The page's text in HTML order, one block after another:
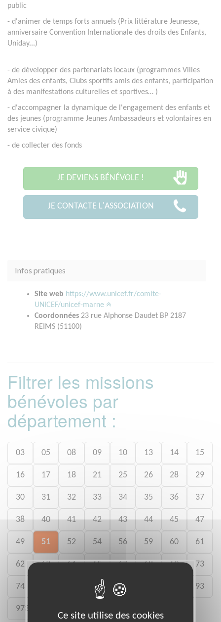
public
- d'animer de temps forts annuels (Prix littérature Jeunesse,
anniversaire Convention Internationale des droits des Enfants,
Uniday...)
- de développer des partenariats locaux (programmes Villes
Amies des enfants, Clubs sportifs amis des enfants, participation
à des manifestations culturelles et sportives… )
- d'accompagner la dynamique de l'engagement des enfants et
des jeunes (programme Jeunes Ambassadeurs et volontaires en
service civique)
- de collecter des fonds
JE DEVIENS BÉNÉVOLE !
JE CONTACTE L'ASSOCIATION
Infos pratiques
Site web https://www.unicef.fr/comite-
UNICEF/unicef-marne
Coordonnées 23 rue Alphonse Daudet BP 2187
REIMS (51100)
Filtrer les missions
bénévoles par
département :
03 05 08 09 10 13 14 15
16 17 18 21 25 26 28 29
30 31 32 33 34 35 36 37
38 40 41 42 43 44 45 47
49 51 52 54 56 59 60 61
62 63 64 65 67 68 69 73
74 82 84 93
973
Ce site utilise des cookies